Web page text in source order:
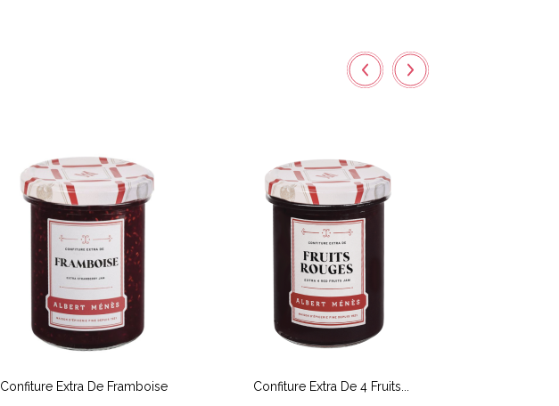
Confiture Extra De Framboise Confiture Extra De 4 Fruits...